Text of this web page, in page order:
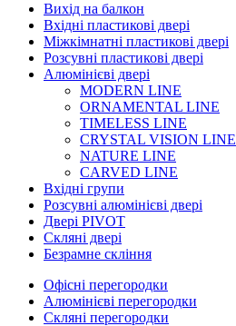
Вихід на балкон
Вхідні пластикові двері
Міжкімнатні пластикові двері
Розсувні пластикові двері
Алюмінієві двері
MODERN LINE
ORNAMENTAL LINE
TIMELESS LINE
CRYSTAL VISION LINE
NATURE LINE
CARVED LINE
Вхідні групи
Розсувні алюмінієві двері
Двері PIVOT
Скляні двері
Безрамне скління
Офісні перегородки
Алюмінієві перегородки
Скляні перегородки